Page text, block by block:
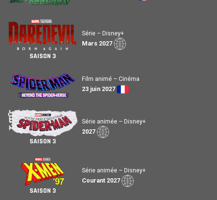
SAISON 3
Série – Disney+
Mars 2027
Film animé – Cinéma
23 juin 2027
SAISON 3
Série animée – Disney+
2027
SAISON 3
Série animée – Disney+
Courant 2027